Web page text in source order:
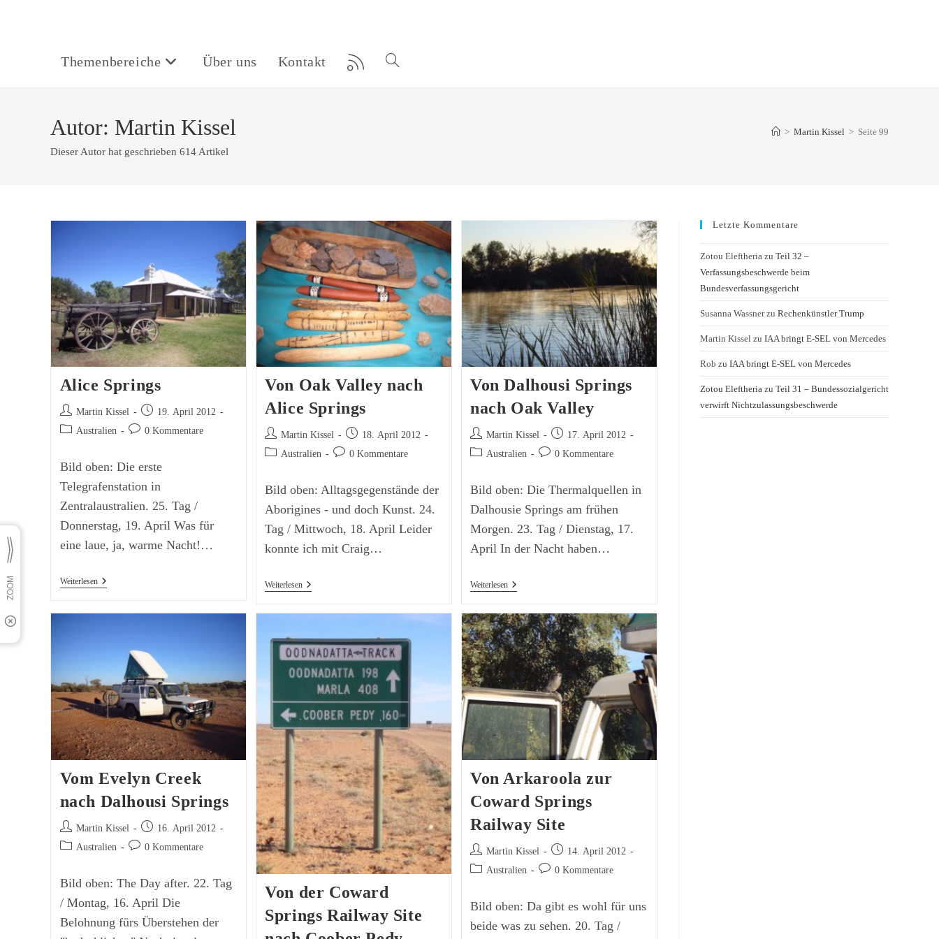
Themenbereiche Über uns Kontakt Website-
Autor: Martin Kissel
Dieser Autor hat geschrieben 614 Artikel
> Martin Kissel > Seite 99
Alice Springs
Beitrags-
Autor:
Martin Kissel
Beitrag
veröffentlicht:
19. April 2012
Beitrags-
Australien
Beitrags-0 Kommentare
Bild oben: Die erste
Telegrafenstation in
Zentralaustralien. 25. Tag /
Donnerstag, 19. April Was für
eine laue, ja, warme Nacht!…
WeiterlesenAlice
Von Oak Valley nach
Alice Springs
Beitrags-
Autor:
Martin Kissel
Beitrag
veröffentlicht:
18. April 2012
Beitrags-
Australien
Beitrags-0 Kommentare
Bild oben: Alltagsgegenstände der
Aborigines - und doch Kunst. 24.
Tag / Mittwoch, 18. April Leider
konnte ich mit Craig…
WeiterlesenVon
Springs
Von Dalhousi Springs
nach Oak Valley
Beitrags-
Autor:
Martin Kissel
Beitrag
veröffentlicht:
17. April 2012
Beitrags-
Australien
Beitrags-0 Kommentare
Bild oben: Die Thermalquellen in
Dalhousie Springs am frühen
Morgen. 23. Tag / Dienstag, 17.
April In der Nacht haben…
WeiterlesenVon
Nach
Oak
Valley
Vom Evelyn Creek
nach Dalhousi Springs
Beitrags-
Autor:
Martin Kissel
Beitrag
veröffentlicht:
16. April 2012
Beitrags-
Australien
Beitrags-0 Kommentare
Bild oben: The Day after. 22. Tag
/ Montag, 16. April Die
Belohnung fürs Überstehen der
Von der Coward
Springs Railway Site
Von Arkaroola zur
Coward Springs
Railway Site
Beitrags-
Autor:
Martin Kissel
Beitrag
veröffentlicht:
14. April 2012
Beitrags-
Australien
Beitrags-0 Kommentare
Bild oben: Da gibt es wohl für uns
beide was zu sehen. 20. Tag /
Letzte Kommentare
Zotou Eleftheria zu Teil 32 –
Verfassungsbeschwerde beim
Bundesverfassungsgericht
Susanna Wassnerzu Rechenkünstler Trump
Martin Kissel zu IAA bringt E-SEL von Mercedes
Rob zu IAA bringt E-SEL von Mercedes
Zotou Eleftheria zu Teil 31 – Bundessozialgericht
verwirft Nichtzulassungsbeschwerde